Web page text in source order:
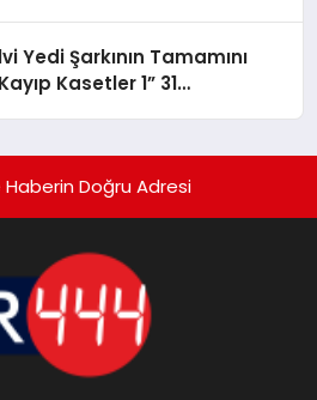
Yedi Şarkının Tamamını
Kasetler 1” 31
Haberin Doğru Adresi